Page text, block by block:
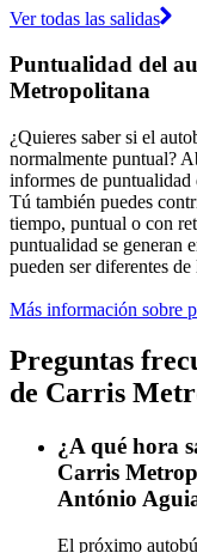
Ver todas las salidas
Puntualidad del
Metropolitana
¿Quieres saber si el
normalmente puntual?
informes de puntualidad
Tú también puedes
tiempo, puntual o con
puntualidad se generan
pueden ser diferentes
Más información sobre
Preguntas
de Carris
¿A qué hora
Carris
António
El próximo